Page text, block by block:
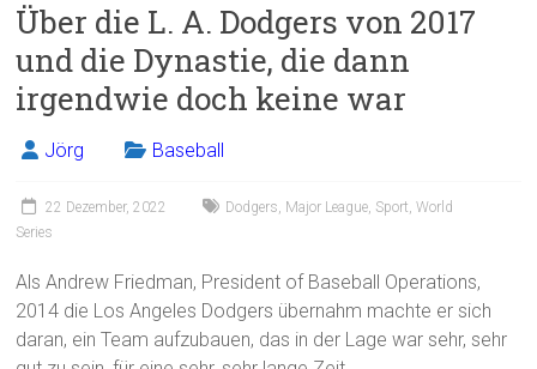
Über die L. A. Dodgers von 2017
und die Dynastie, die dann
irgendwie doch keine war
Jörg Baseball
22 Dezember, 2022 Dodgers, Major League, Sport,World
Series
Als Andrew Friedman, President of Baseball Operations,
2014 die Los Angeles Dodgers übernahm machte er sich
daran, ein Team aufzubauen, das in der Lage war sehr, sehr